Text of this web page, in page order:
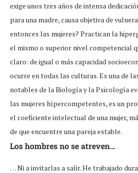
exige unos tres años de intensa
para una madre, causa objetiva de
entonces las mujeres? Practican la
el mismo o superior nivel competencial
claro: de igual o más capacidad
ocurre en todas las culturas. Es una de
notables de la Biología y la Psicología
las mujeres hípercompetentes, es un
el coeficiente intelectual de una mujer,
de que encuentre una pareja estable.
Los hombres no se atreven…
… Ni a invitarlas a salir. He trabajado